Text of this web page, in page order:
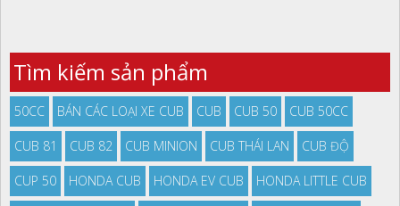
Tìm kiếm sản phẩm
50CC BÁN CÁC LOẠI XE CUB CUB CUB 50 CUB 50CC
CUB 81 CUB 82 CUB MINION CUB THÁI LAN CUB ĐỘ
CUP 50 HONDA CUB HONDA EV CUB HONDA LITTLE CUB